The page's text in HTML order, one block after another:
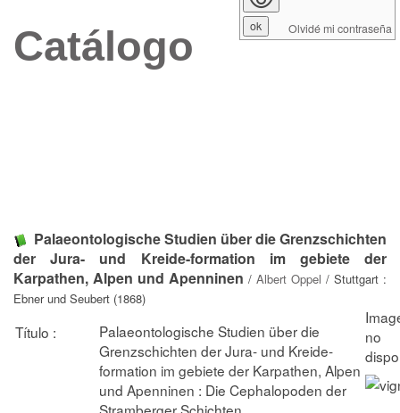
Catálogo
Palaeontologische Studien über die Grenzschichten
der Jura- und Kreide-formation im gebiete der
Karpathen, Alpen und Apenninen / Albert Oppel / Stuttgart :
Ebner und Seubert (1868)
Título :
Palaeontologische Studien über die
Grenzschichten der Jura- und Kreide-
formation im gebiete der Karpathen, Alpen
und Apenninen : Die Cephalopoden der
Stramberger Schichten
Olvidé mi contraseña